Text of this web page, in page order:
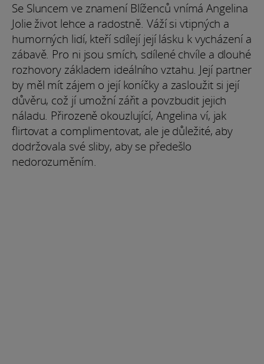
Se Sluncem ve znamení Blíženců vnímá Angelina
Jolie život lehce a radostně. Váží si vtipných a
humorných lidí, kteří sdílejí její lásku k vycházení a
zábavě. Pro ni jsou smích, sdílené chvíle a dlouhé
rozhovory základem ideálního vztahu. Její partner
by měl mít zájem o její koníčky a zasloužit si její
důvěru, což jí umožní zářit a povzbudit jejich
náladu. Přirozeně okouzlující, Angelina ví, jak
flirtovat a complimentovat, ale je důležité, aby
dodržovala své sliby, aby se předešlo
nedorozuměním.